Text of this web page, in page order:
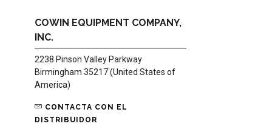
COWIN EQUIPMENT COMPANY,
INC.
2238 Pinson Valley Parkway
Birmingham 35217 (United States of
America)
CONTACTA CON EL
DISTRIBUIDOR